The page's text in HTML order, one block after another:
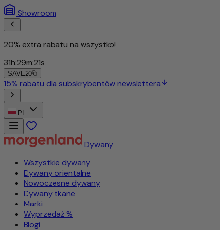
Showroom
20% extra rabatu na wszystko!
31h:29m:19s
SAVE20
15% rabatu dla subskrybentów newslettera
PL
Dywany
Wszystkie dywany
Dywany orientalne
Nowoczesne dywany
Dywany tkane
Marki
Wyprzedaż %
Blogi